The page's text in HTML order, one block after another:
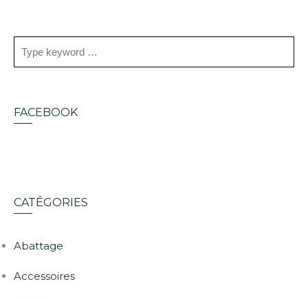
FACEBOOK
CATÉGORIES
Abattage
Accessoires